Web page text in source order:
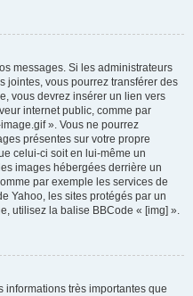
messages. Si les administrateurs
jointes, vous pourrez transférer des
vous devrez insérer un lien vers
internet public, comme par
». Vous ne pourrez
présentes sur votre propre
celui-ci soit en lui-même un
images hébergées derrière un
par exemple les services de
Yahoo, les sites protégés par un
utilisez la balise BBCode « [img] ».
informations très importantes que